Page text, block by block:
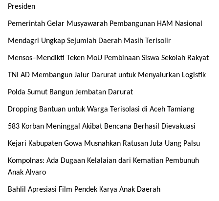
Presiden
Pemerintah Gelar Musyawarah Pembangunan HAM Nasional
Mendagri Ungkap Sejumlah Daerah Masih Terisolir
Mensos–Mendikti Teken MoU Pembinaan Siswa Sekolah Rakyat
TNI AD Membangun Jalur Darurat untuk Menyalurkan Logistik
Polda Sumut Bangun Jembatan Darurat
Dropping Bantuan untuk Warga Terisolasi di Aceh Tamiang
583 Korban Meninggal Akibat Bencana Berhasil Dievakuasi
Kejari Kabupaten Gowa Musnahkan Ratusan Juta Uang Palsu
Kompolnas: Ada Dugaan Kelalaian dari Kematian Pembunuh
Anak Alvaro
Bahlil Apresiasi Film Pendek Karya Anak Daerah